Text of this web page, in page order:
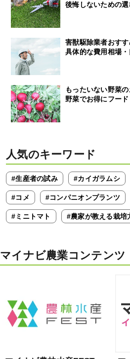
後悔しないための
害獣駆除業者おす
具体的な費用相場
もったいない野菜
野菜でお得にフー
人気のキーワード
#生産者の試み #カイガラムシ
#コメ #コンパニオンプランツ
#ミニトマト #農家が教える栽培
マイナビ農業コンテンツ